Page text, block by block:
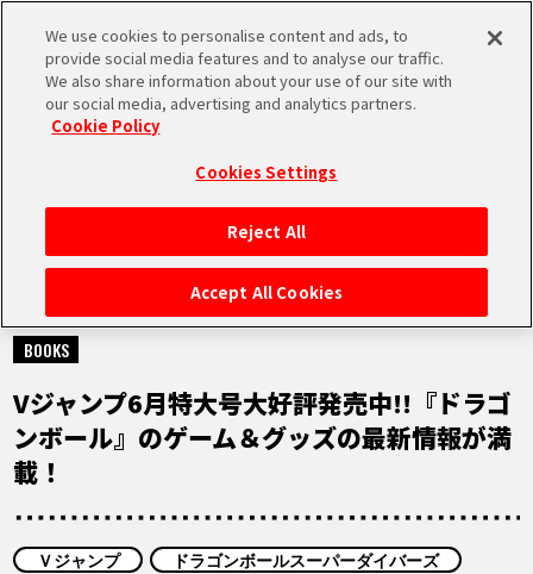
MEN
HOME
NEWS
RANKING
COLUMNS
NEWS
2025.04.21
BOOKS
Vジャンプ6月特大号大好評発売中!!『ドラゴ
ンボール』のゲーム＆グッズの最新情報が満
載！
Ｖジャンプ
ドラゴンボールスーパーダイバーズ
We use cookies to personalise content and ads, to
provide social media features and to analyse our traffic.
We also share information about your use of our site with
our social media, advertising and analytics partners.
Cookie Policy
Cookies Settings
Reject All
Accept All Cookies